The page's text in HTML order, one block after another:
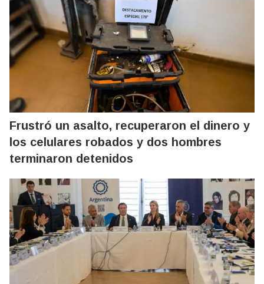
Frustró un asalto, recuperaron el dinero y
los celulares robados y dos hombres
terminaron detenidos